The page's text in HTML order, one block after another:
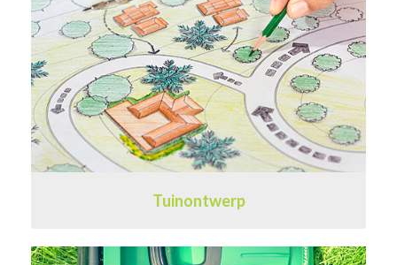
Tuinontwerp